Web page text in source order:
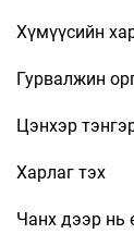
Хүмүүсийн
Гурвалжин
Цэнхэр
Харлаг тэх
Чанх дээр нь